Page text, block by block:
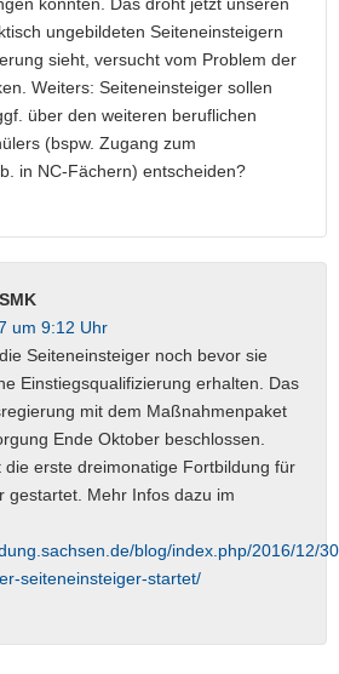
ungebildeten Seiteneinsteigern
sieht, versucht vom Problem der
Weiters: Seiteneinsteiger sollen
über den weiteren beruflichen
(bspw. Zugang zum
in NC-Fächern) entscheiden?
um 9:12 Uhr
Seiteneinsteiger noch bevor sie
Einstiegsqualifizierung erhalten. Das
mit dem Maßnahmenpaket
Ende Oktober beschlossen.
die erste dreimonatige Fortbildung für
gestartet. Mehr Infos dazu im
blog/index.php/2016/12/
seiteneinsteiger-startet/